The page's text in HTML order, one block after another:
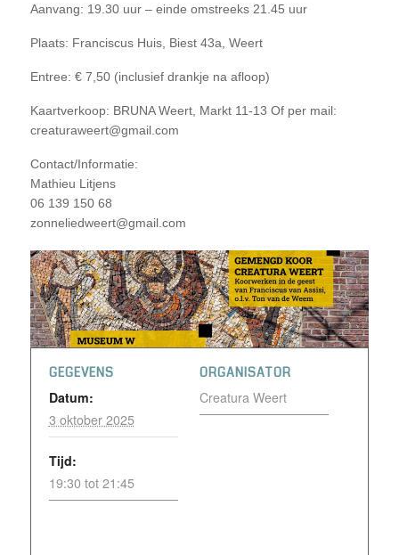
Aanvang: 19.30 uur – einde omstreeks 21.45 uur
Plaats: Franciscus Huis, Biest 43a, Weert
Entree: € 7,50 (inclusief drankje na afloop)
Kaartverkoop: BRUNA Weert, Markt 11-13 Of per mail:
creaturaweert@gmail.com
Contact/Informatie:
Mathieu Litjens
06 139 150 68
zonneliedweert@gmail.com
GEGEVENS
Datum:
3 oktober 2025
Tijd:
19:30 tot 21:45
ORGANISATOR
Creatura Weert